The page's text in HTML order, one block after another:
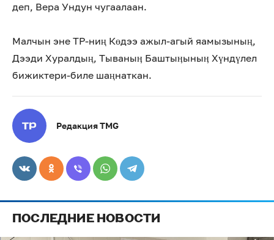
деп, Вера Ундун чугаалаан.
Малчын эне ТР-ниң Көдээ ажыл-агый яамызының,
Дээди Хуралдың, Тываныӊ Баштыӊыныӊ Хүндүлел
бижиктери-биле шаңнаткан.
Редакция TMG
ПОСЛЕДНИЕ НОВОСТИ